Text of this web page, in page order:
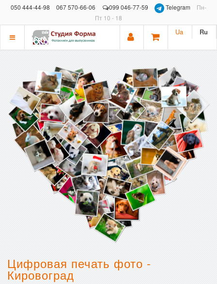
050 444-44-98 067 570-66-06 099 046-77-59 Telegram
Пн-
Пт 10 - 18
Показать
Ua Ru
Цифровая печать фото -
Кировоград